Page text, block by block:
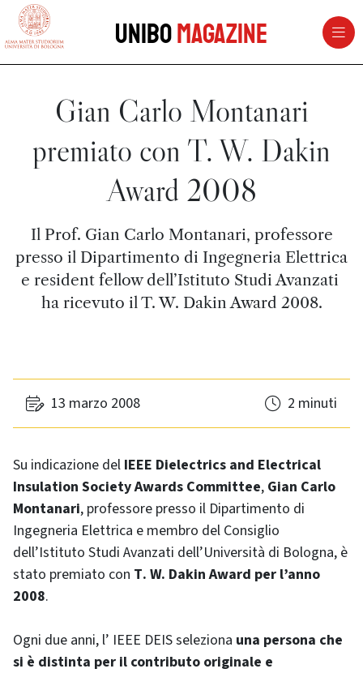
vai al contenuto della pagina
UniboMagazine
Gian Carlo Montanari
premiato con T. W. Dakin
Award 2008
Il Prof. Gian Carlo Montanari, professore
presso il Dipartimento di Ingegneria Elettrica
e resident fellow dell’Istituto Studi Avanzati
ha ricevuto il T. W. Dakin Award 2008.
13 marzo 2008 2 minuti
Su indicazione del IEEE Dielectrics and Electrical
Insulation Society Awards Committee, Gian Carlo
Montanari, professore presso il Dipartimento di
Ingegneria Elettrica e membro del Consiglio
dell’Istituto Studi Avanzati dell’Università di Bologna, è
stato premiato con T. W. Dakin Award per l’anno
2008.
Ogni due anni, l’ IEEE DEIS seleziona una persona che
si è distinta per il contributo originale e